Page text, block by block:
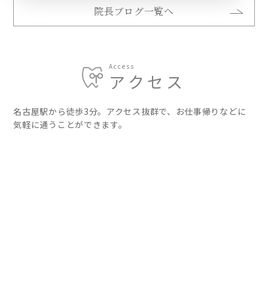
院長ブログ一覧へ
Access
アクセス
名古屋駅から徒歩3分。アクセス抜群で、お仕事帰りなどに
気軽に通うことができます。